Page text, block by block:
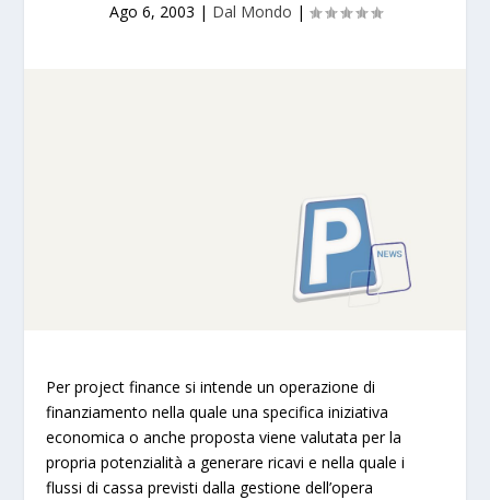
Ago 6, 2003 | Dal Mondo |
Per project finance si intende un operazione di
finanziamento nella quale una specifica iniziativa
economica o anche proposta viene valutata per la
propria potenzialità a generare ricavi e nella quale i
flussi di cassa previsti dalla gestione dell’opera